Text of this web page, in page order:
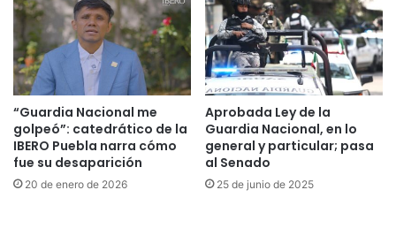
“Guardia Nacional me
golpeó”: catedrático de la
IBERO Puebla narra cómo
fue su desaparición
20 de enero de 2026
Aprobada Ley de la
Guardia Nacional, en lo
general y particular; pasa
al Senado
25 de junio de 2025